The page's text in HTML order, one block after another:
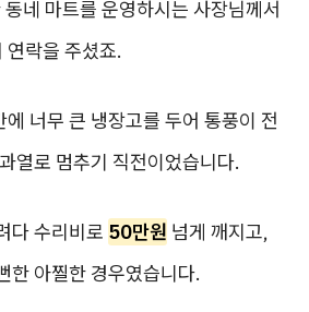
동네 마트를 운영하시는 사장님께서
연락을 주셨죠.
너무 큰 냉장고를 두어 통풍이 전
열로 멈추기 직전이었습니다.
다 수리비로 50만원 넘게 깨지고,
한 아찔한 경우였습니다.